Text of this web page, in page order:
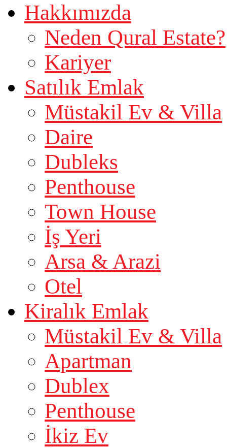
Hakkımızda
Neden Qural Estate?
Kariyer
Satılık Emlak
Müstakil Ev & Villa
Daire
Dubleks
Penthouse
Town House
İş Yeri
Arsa & Arazi
Otel
Kiralık Emlak
Müstakil Ev & Villa
Apartman
Dublex
Penthouse
İkiz Ev